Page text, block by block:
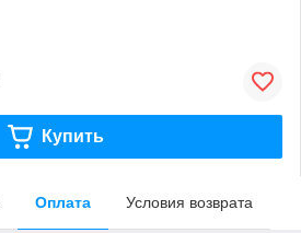
Купить
Оплата Условия возврата